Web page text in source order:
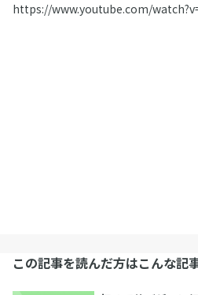
https://www.youtube.com/
この記事を読んだ方はこんな記